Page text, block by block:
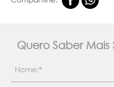
Quero Saber Mais